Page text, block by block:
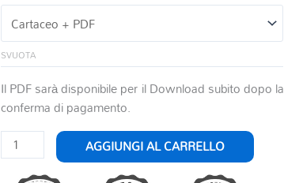
SVUOTA
Il PDF sarà disponibile per il Download subito dopo la
conferma di pagamento.
IL
BARBIERE
AGGIUNGI AL CARRELLO